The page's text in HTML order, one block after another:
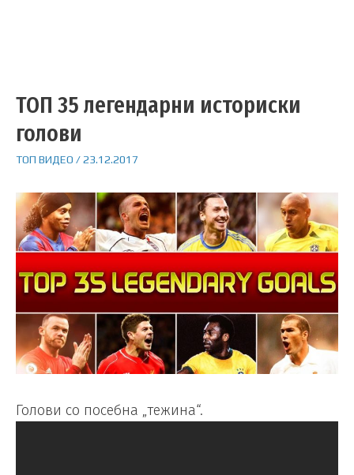
ТОП 35 легендарни историски
голови
ТОП ВИДЕО /23.12.2017
Голови со посебна „тежина“.